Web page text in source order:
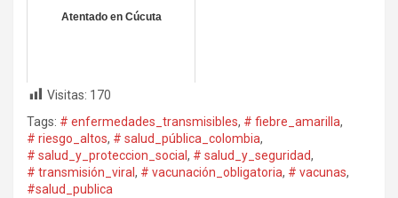
Atentado en Cúcuta
Visitas: 170
Tags: # enfermedades_transmisibles, # fiebre_amarilla,
# riesgo_altos, # salud_pública_colombia,
# salud_y_proteccion_social , # salud_y_seguridad,
# transmisión_viral , # vacunación_obligatoria, # vacunas,
#salud_publica